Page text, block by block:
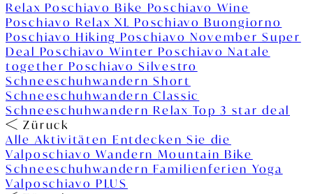
Relax Poschiavo Bike Poschiavo Wine
Poschiavo Relax XL Poschiavo Buongiorno
Poschiavo Hiking Poschiavo November Super
Deal Poschiavo Winter Poschiavo Natale
together Poschiavo Silvestro
Schneeschuhwandern Short
Schneeschuhwandern Classic
Schneeschuhwandern Relax Top 3 star deal
Züruck
Alle Aktivitäten Entdecken Sie die
ValposchiavoWandern Mountain Bike
Schneeschuhwandern Familienferien Yoga
Valposchiavo PLUS